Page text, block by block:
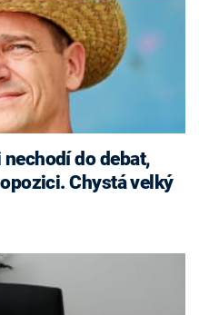
do debat,
Chystá velký